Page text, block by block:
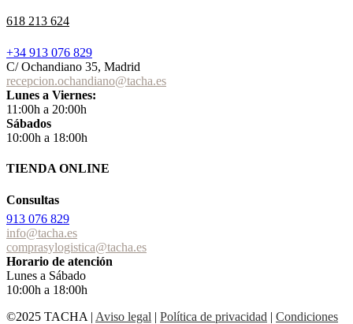
618 213 624
+34 913 076 829
C/ Ochandiano 35, Madrid
recepcion.ochandiano@tacha.es
Lunes a Viernes:
11:00h a 20:00h
Sábados
10:00h a 18:00h
TIENDA ONLINE
Consultas
913 076 829
info@tacha.es
comprasylogistica@tacha.es
Horario de atención
Lunes a Sábado
10:00h a 18:00h
©2025 TACHA | Aviso legal | Política de privacidad | Condiciones